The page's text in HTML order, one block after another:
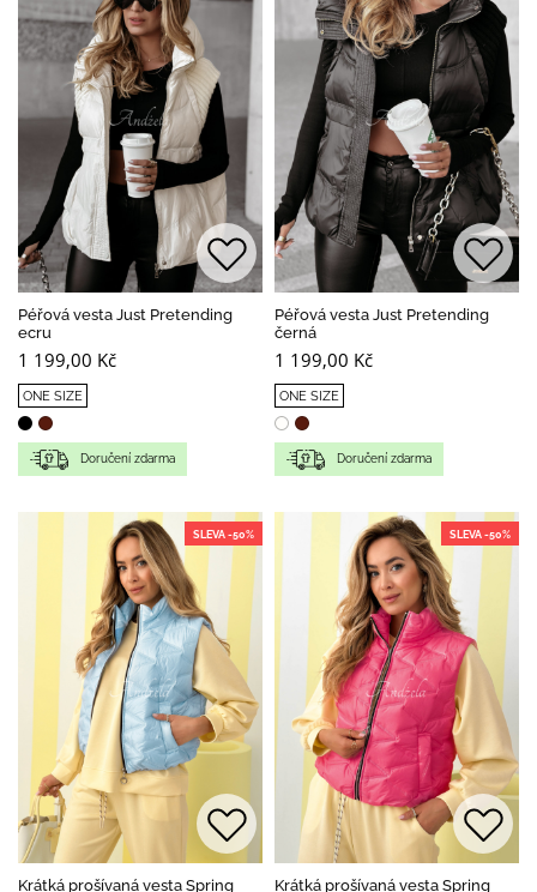
Péřová vesta Just Pretending
ecru
1 199,00 Kč
ONE SIZE
Doručení zdarma
Péřová vesta Just Pretending
černá
1 199,00 Kč
ONE SIZE
Doručení zdarma
SLEVA -50%
Krátká prošívaná vesta Spring
SLEVA -50%
Krátká prošívaná vesta Spring